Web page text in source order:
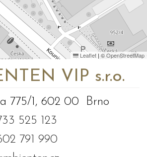
Leaflet | ©OpenStreetMap
VIP s.r.o.
775/1, 602 00 Brno
525 123
791 990